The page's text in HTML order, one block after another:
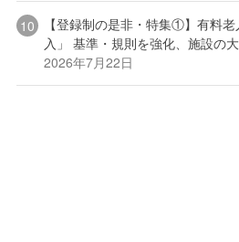
【登録制の是非・特集①】有料
入」 基準・規則を強化、施設の
2026年7月22日